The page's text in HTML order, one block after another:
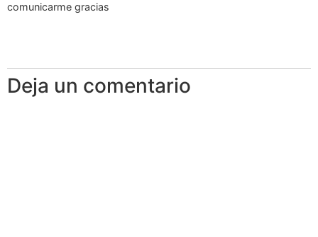
comunicarme gracias
Deja un comentario